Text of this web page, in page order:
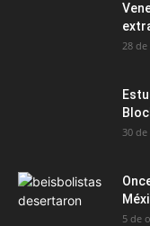
28 de
30 de
5 de